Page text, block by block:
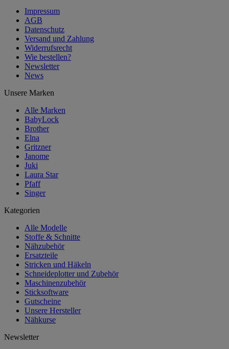
Impressum
AGB
Datenschutz
Versand und Zahlung
Widerrufsrecht
Wie bestellen?
Newsletter
News
Unsere Marken
Alle Marken
BabyLock
Brother
Elna
Gritzner
Janome
Juki
Laura Star
Pfaff
Singer
Kategorien
Alle Modelle
Stoffe & Schnitte
Nähzubehör
Ersatzteile
Stricken und Häkeln
Schneideplotter und Zubehör
Maschinenzubehör
Sticksoftware
Gutscheine
Unsere Hersteller
Nähkurse
Newsletter